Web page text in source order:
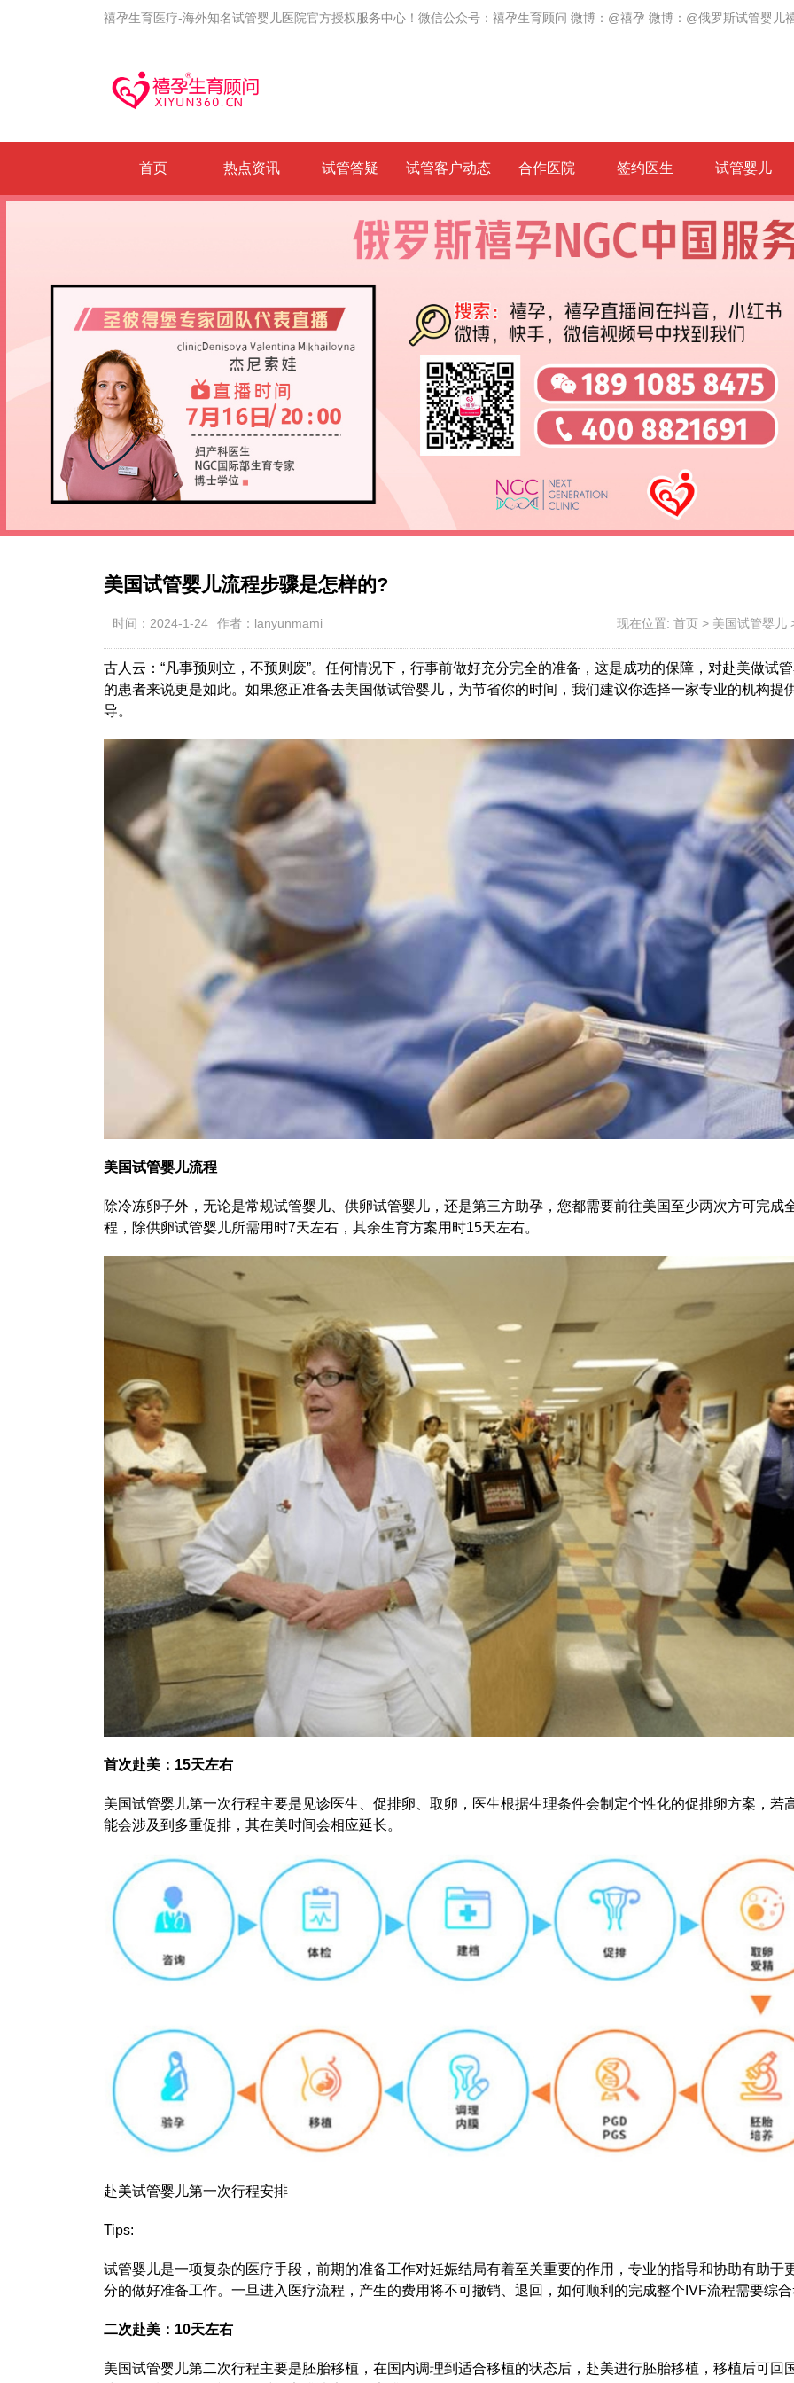
禧孕生育医疗-海外知名试管婴儿医院官方授权服务中心！微信公众号：禧孕生育顾问 微博：@禧孕 微博：@俄罗斯试管婴儿
首页 热点资讯 试管答疑 试管客户动态 合作医院 签约医生 试管婴儿
美国试管婴儿流程步骤是怎样的?
时间：2024-1-24 作者：lanyunmami 现在位置: 首页 > 美国试管婴儿
古人云：“凡事预则立，不预则废”。任何情况下，行事前做好充分完全的准备，这是成功的保障，对赴美做试
的患者来说更是如此。如果您正准备去美国做试管婴儿，为节省你的时间，我们建议你选择一家专业的机构提
导。
美国试管婴儿流程
除冷冻卵子外，无论是常规试管婴儿、供卵试管婴儿，还是第三方助孕，您都需要前往美国至少两次方可完成
程，除供卵试管婴儿所需用时7天左右，其余生育方案用时15天左右。
首次赴美：15天左右
美国试管婴儿第一次行程主要是见诊医生、促排卵、取卵，医生根据生理条件会制定个性化的促排卵方案，若
能会涉及到多重促排，其在美时间会相应延长。
赴美试管婴儿第一次行程安排
Tips:
试管婴儿是一项复杂的医疗手段，前期的准备工作对妊娠结局有着至关重要的作用，专业的指导和协助有助于
分的做好准备工作。一旦进入医疗流程，产生的费用将不可撤销、退回，如何顺利的完成整个IVF流程需要综
二次赴美：10天左右
美国试管婴儿第二次行程主要是胚胎移植，在国内调理到适合移植的状态后，赴美进行胚胎移植，移植后可回